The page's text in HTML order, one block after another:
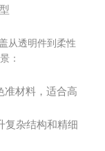
从透明件到柔性
：
准材料，适合高
复杂结构和精细